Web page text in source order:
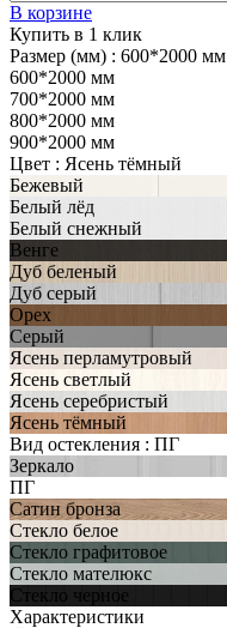
В корзине
Купить в 1 клик
Размер (мм) : 600*2000 мм
600*2000 мм
700*2000 мм
800*2000 мм
900*2000 мм
Цвет : Ясень тёмный
Бежевый
Белый лёд
Белый снежный
Венге
Дуб беленый
Дуб серый
Орех
Серый
Ясень перламутровый
Ясень светлый
Ясень серебристый
Ясень тёмный
Вид остекления : ПГ
Зеркало
ПГ
Сатин бронза
Стекло белое
Стекло графитовое
Стекло мателюкс
Стекло черное
Характеристики